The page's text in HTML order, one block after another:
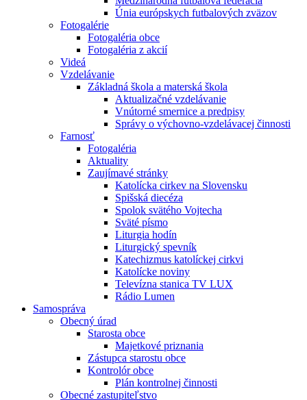
Únia európskych futbalových zväzov
Fotogalérie
Fotogaléria obce
Fotogaléria z akcií
Videá
Vzdelávanie
Základná škola a materská škola
Aktualizačné vzdelávanie
Vnútorné smernice a predpisy
Správy o výchovno-vzdelávacej činnosti
Farnosť
Fotogaléria
Aktuality
Zaujímavé stránky
Katolícka cirkev na Slovensku
Spišská diecéza
Spolok svätého Vojtecha
Sväté písmo
Liturgia hodín
Liturgický spevník
Katechizmus katolíckej cirkvi
Katolícke noviny
Televízna stanica TV LUX
Rádio Lumen
Samospráva
Obecný úrad
Starosta obce
Majetkové priznania
Zástupca starostu obce
Kontrolór obce
Plán kontrolnej činnosti
Obecné zastupiteľstvo